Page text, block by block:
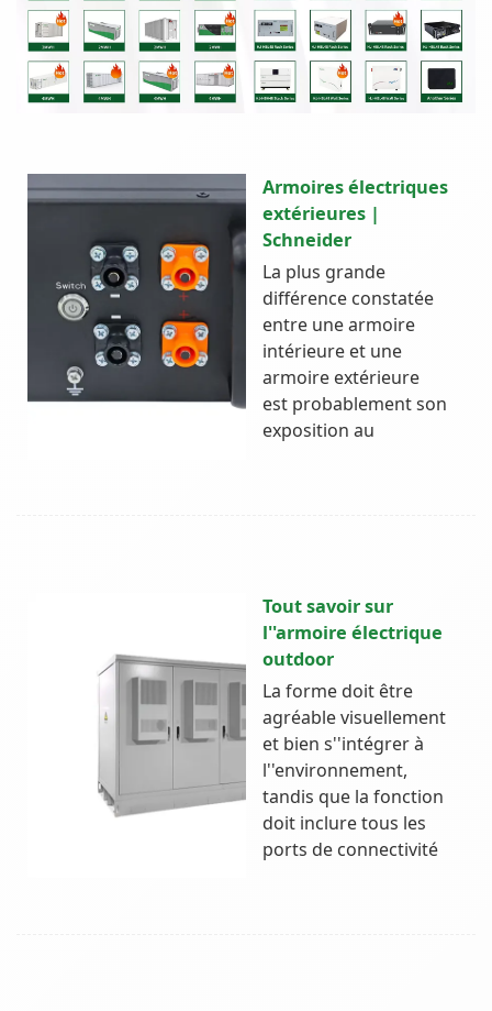
Armoires électriques
extérieures |
Schneider
La plus grande
différence constatée
entre une armoire
intérieure et une
armoire extérieure
est probablement son
exposition au
Tout savoir sur
l''armoire électrique
outdoor
La forme doit être
agréable visuellement
et bien s''intégrer à
l''environnement,
tandis que la fonction
doit inclure tous les
ports de connectivité